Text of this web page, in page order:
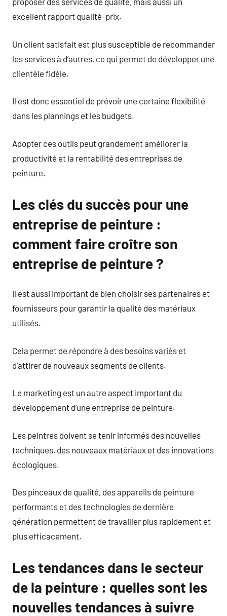
excellent rapport qualité-prix.
Un client satisfait est plus susceptible de recommander
les services à d’autres, ce qui permet de développer une
clientèle fidèle.
Il est donc essentiel de prévoir une certaine flexibilité
dans les plannings et les budgets.
Adopter ces outils peut grandement améliorer la
productivité et la rentabilité des entreprises de
peinture.
Les clés du succès pour une
entreprise de peinture :
comment faire croître son
entreprise de peinture ?
Il est aussi important de bien choisir ses partenaires et
fournisseurs pour garantir la qualité des matériaux
utilisés.
Cela permet de répondre à des besoins variés et
d’attirer de nouveaux segments de clients.
Le marketing est un autre aspect important du
développement d’une entreprise de peinture.
Les peintres doivent se tenir informés des nouvelles
techniques, des nouveaux matériaux et des innovations
écologiques.
Des pinceaux de qualité, des appareils de peinture
performants et des technologies de dernière
génération permettent de travailler plus rapidement et
plus efficacement.
Les tendances dans le secteur
de la peinture : quelles sont les
nouvelles tendances à suivre